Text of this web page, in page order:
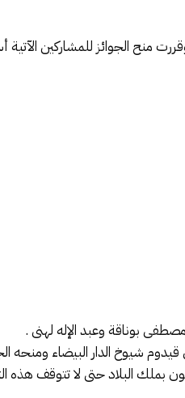
منح الجوائز للمشاركين
بوناقة وعبد الإله لهنى .
شيوخ الدار البيضاء ومنحه
بملك البلاد حتى لا تتوقف هذه